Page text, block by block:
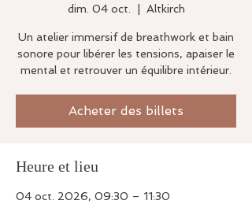
dim. 04 oct. Altkirch
Un atelier immersif de breathwork et bain
sonore pour libérer les tensions, apaiser le
mental et retrouver un équilibre intérieur.
Acheter des billets
Heure et lieu
04 oct. 2026, 09:30 – 11:30